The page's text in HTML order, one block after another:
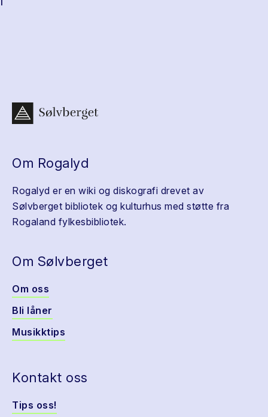
Om Rogalyd
Rogalyd er en wiki og diskografi drevet av
Sølvberget bibliotek og kulturhus med støtte fra
Rogaland fylkesbibliotek.
Om Sølvberget
Om oss
Bli låner
Musikktips
Kontakt oss
Tips oss!